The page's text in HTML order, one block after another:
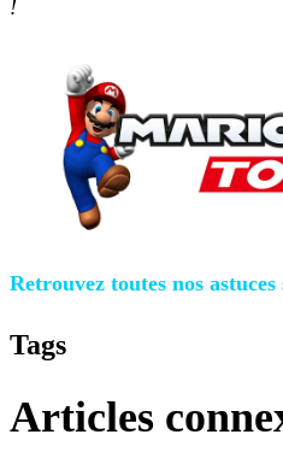
!
Retrouvez toutes nos
Tags
Articles